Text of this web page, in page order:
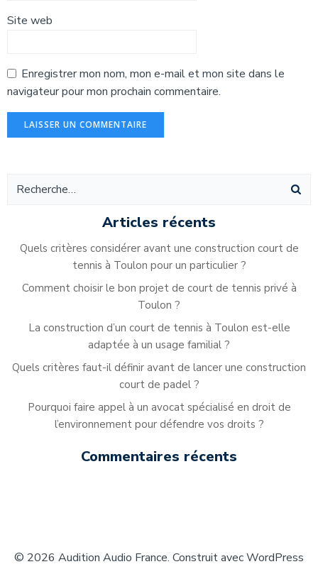
Site web
Enregistrer mon nom, mon e-mail et mon site dans le
navigateur pour mon prochain commentaire.
Articles récents
Quels critères considérer avant une construction court de
tennis à Toulon pour un particulier ?
Comment choisir le bon projet de court de tennis privé à
Toulon ?
La construction d’un court de tennis à Toulon est-elle
adaptée à un usage familial ?
Quels critères faut-il définir avant de lancer une construction
court de padel ?
Pourquoi faire appel à un avocat spécialisé en droit de
l’environnement pour défendre vos droits ?
Commentaires récents
© 2026 Audition Audio France. Construit avec WordPress